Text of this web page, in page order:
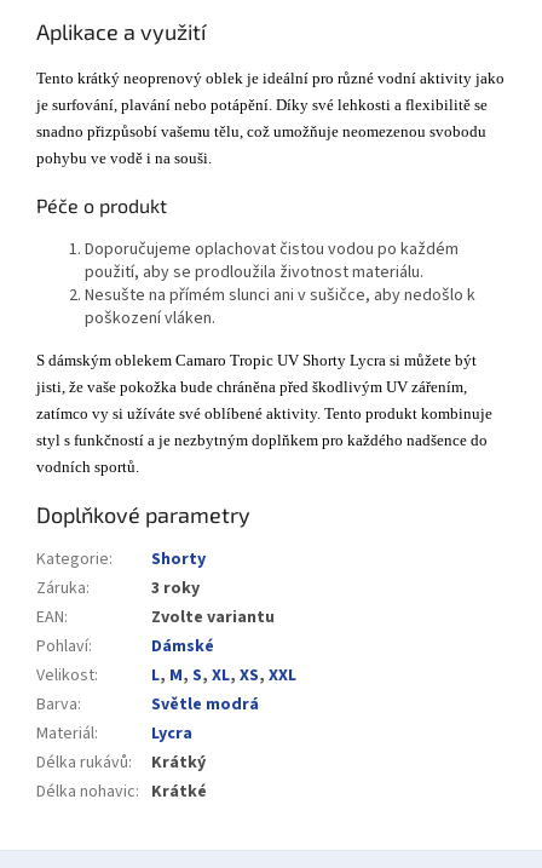
Aplikace a využití
Tento krátký neoprenový oblek je ideální pro různé vodní aktivity jako
je surfování, plavání nebo potápění. Díky své lehkosti a flexibilitě se
snadno přizpůsobí vašemu tělu, což umožňuje neomezenou svobodu
pohybu ve vodě i na souši.
Péče o produkt
Doporučujeme oplachovat čistou vodou po každém
použití, aby se prodloužila životnost materiálu.
Nesušte na přímém slunci ani v sušičce, aby nedošlo k
poškození vláken.
S dámským oblekem Camaro Tropic UV Shorty Lycra si můžete být
jisti, že vaše pokožka bude chráněna před škodlivým UV zářením,
zatímco vy si užíváte své oblíbené aktivity. Tento produkt kombinuje
styl s funkčností a je nezbytným doplňkem pro každého nadšence do
vodních sportů.
Doplňkové parametry
Kategorie:
Shorty
Záruka:
3 roky
EAN:
Zvolte variantu
Pohlaví:
Dámské
Velikost: L, M, S, XL, XS, XXL
Barva:
Světle modrá
Materiál:
Lycra
Délka rukávů:
Krátký
Délka nohavic: Krátké